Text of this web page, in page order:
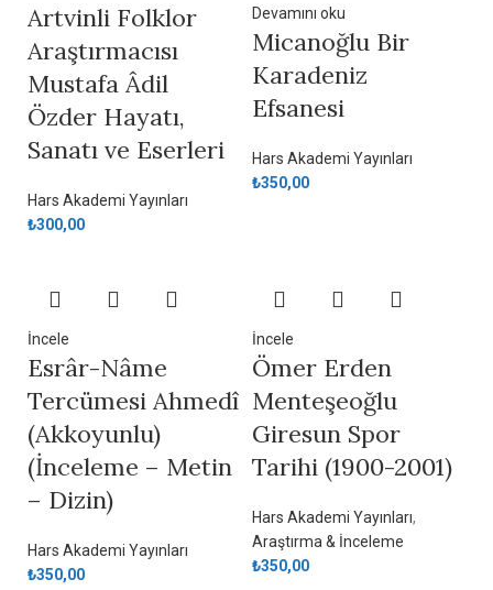
Artvinli Folklor
Araştırmacısı
Mustafa Âdil
Özder Hayatı,
Sanatı ve Eserleri
Hars Akademi Yayınları
₺300,00
Devamını oku
Micanoğlu Bir
Karadeniz
Efsanesi
Hars Akademi Yayınları
₺350,00
İncele
Esrâr-Nâme
Tercümesi Ahmedî
(Akkoyunlu)
(İnceleme – Metin
– Dizin)
Hars Akademi Yayınları
₺350,00
İncele
Ömer Erden
Menteşeoğlu
Giresun Spor
Tarihi (1900-2001)
Hars Akademi Yayınları,
Araştırma & İnceleme
₺350,00